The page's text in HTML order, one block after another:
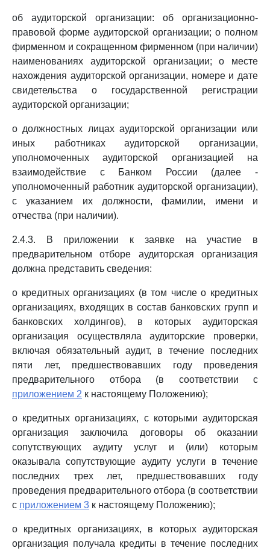
об аудиторской организации: об организационно-
правовой форме аудиторской организации; о полном
фирменном и сокращенном фирменном (при наличии)
наименованиях аудиторской организации; о месте
нахождения аудиторской организации, номере и дате
свидетельства о государственной регистрации
аудиторской организации;
о должностных лицах аудиторской организации или
иных работниках аудиторской организации,
уполномоченных аудиторской организацией на
взаимодействие с Банком России (далее -
уполномоченный работник аудиторской организации),
с указанием их должности, фамилии, имени и
отчества (при наличии).
2.4.3. В приложении к заявке на участие в
предварительном отборе аудиторская организация
должна представить сведения:
о кредитных организациях (в том числе о кредитных
организациях, входящих в состав банковских групп и
банковских холдингов), в которых аудиторская
организация осуществляла аудиторские проверки,
включая обязательный аудит, в течение последних
пяти лет, предшествовавших году проведения
предварительного отбора (в соответствии с
приложением 2 к настоящему Положению);
о кредитных организациях, с которыми аудиторская
организация заключила договоры об оказании
сопутствующих аудиту услуг и (или) которым
оказывала сопутствующие аудиту услуги в течение
последних трех лет, предшествовавших году
проведения предварительного отбора (в соответствии
с приложением 3 к настоящему Положению);
о кредитных организациях, в которых аудиторская
организация получала кредиты в течение последних